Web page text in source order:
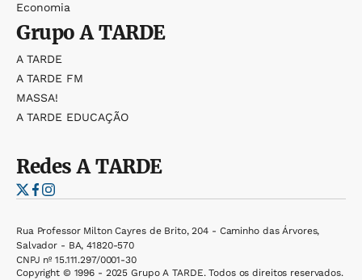
Economia
GrupoA TARDE
A TARDE
A TARDE FM
MASSA!
A TARDE EDUCAÇÃO
RedesA TARDE
Rua Professor Milton Cayres de Brito, 204 - Caminho das Árvores,
Salvador - BA, 41820-570
CNPJ nº 15.111.297/0001-30
Copyright © 1996 - 2025 Grupo A TARDE. Todos os direitos reservados.